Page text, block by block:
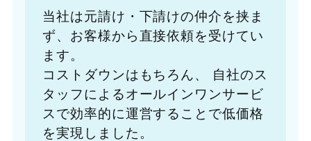
当社は元請け・下請けの仲介を挟ま
ず、お客様から直接依頼を受けてい
ます。
コストダウンはもちろん、
自社のス
タッフによるオールインワンサービ
スで効率的に運営することで低価格
を実現しました。